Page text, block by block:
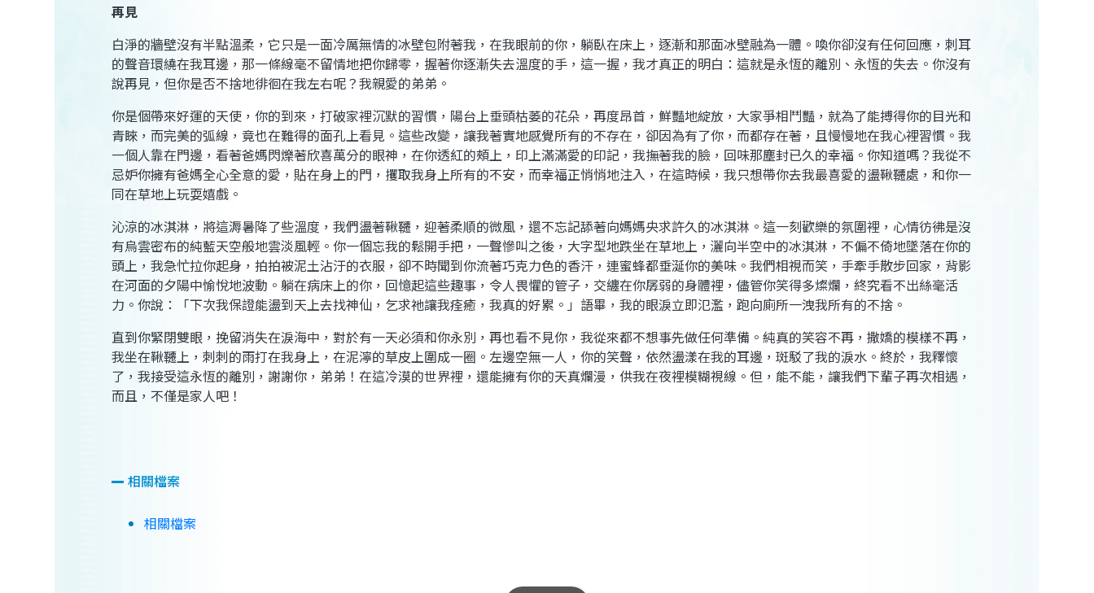
再見
白淨的牆壁沒有半點溫柔，它只是一面冷厲無情的冰壁包附著我，在我眼前的你，躺臥在床上，逐漸和那面冰壁融為一體。喚你卻沒有任何回應，刺耳
的聲音環繞在我耳邊，那一條線毫不留情地把你歸零，握著你逐漸失去溫度的手，這一握，我才真正的明白：這就是永恆的離別、永恆的失去。你沒有
說再見，但你是否不捨地徘徊在我左右呢？我親愛的弟弟。
你是個帶來好運的天使，你的到來，打破家裡沉默的習慣，陽台上垂頭枯萎的花朵，再度昂首，鮮豔地綻放，大家爭相鬥豔，就為了能搏得你的目光和
青睞，而完美的弧線，竟也在難得的面孔上看見。這些改變，讓我著實地感覺所有的不存在，卻因為有了你，而都存在著，且慢慢地在我心裡習慣。我
一個人靠在門邊，看著爸媽閃爍著欣喜萬分的眼神，在你透紅的頰上，印上滿滿愛的印記，我撫著我的臉，回味那塵封已久的幸福。你知道嗎？我從不
忌妒你擁有爸媽全心全意的愛，貼在身上的門，攫取我身上所有的不安，而幸福正悄悄地注入，在這時候，我只想帶你去我最喜愛的盪鞦韆處，和你一
同在草地上玩耍嬉戲。
沁涼的冰淇淋，將這溽暑降了些溫度，我們盪著鞦韆，迎著柔順的微風，還不忘記舔著向媽媽央求許久的冰淇淋。這一刻歡樂的氛圍裡，心情彷彿是沒
有烏雲密布的純藍天空般地雲淡風輕。你一個忘我的鬆開手把，一聲慘叫之後，大字型地跌坐在草地上，灑向半空中的冰淇淋，不偏不倚地墜落在你的
頭上，我急忙拉你起身，拍拍被泥土沾汙的衣服，卻不時聞到你流著巧克力色的香汗，連蜜蜂都垂涎你的美味。我們相視而笑，手牽手散步回家，背影
在河面的夕陽中愉悅地波動。躺在病床上的你，回憶起這些趣事，令人畏懼的管子，交纏在你孱弱的身體裡，儘管你笑得多燦爛，終究看不出絲毫活
力。你說：「下次我保證能盪到天上去找神仙，乞求祂讓我痊癒，我真的好累。」語畢，我的眼淚立即氾濫，跑向廁所一洩我所有的不捨。
直到你緊閉雙眼，挽留消失在淚海中，對於有一天必須和你永別，再也看不見你，我從來都不想事先做任何準備。純真的笑容不再，撒嬌的模樣不再，
我坐在鞦韆上，刺刺的雨打在我身上，在泥濘的草皮上圍成一圈。左邊空無一人，你的笑聲，依然盪漾在我的耳邊，斑駁了我的淚水。終於，我釋懷
了，我接受這永恆的離別，謝謝你，弟弟！在這冷漠的世界裡，還能擁有你的天真爛漫，供我在夜裡模糊視線。但，能不能，讓我們下輩子再次相遇，
而且，不僅是家人吧！
相關檔案
相關檔案